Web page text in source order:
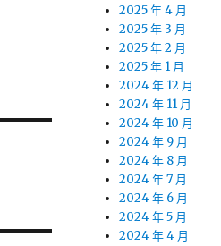
2025 年 4 月
2025 年 3 月
2025 年 2 月
2025 年 1 月
2024 年 12 月
2024 年 11 月
2024 年 10 月
2024 年 9 月
2024 年 8 月
2024 年 7 月
2024 年 6 月
2024 年 5 月
2024 年 4 月